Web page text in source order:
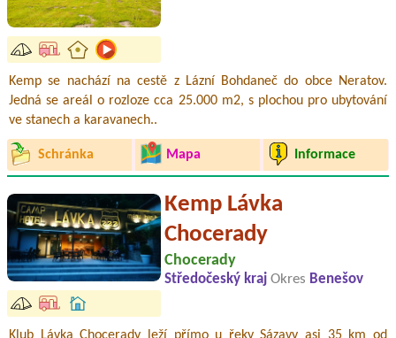
Kemp se nachází na cestě z Lázní Bohdaneč do obce Neratov.
Jedná se areál o rozloze cca 25.000 m2, s plochou pro ubytování
ve stanech a karavanech..
Schránka Mapa Informace
Kemp Lávka
Chocerady
Chocerady
Středočeský kraj Okres Benešov